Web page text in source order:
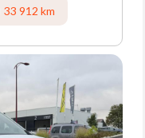
33 912 km